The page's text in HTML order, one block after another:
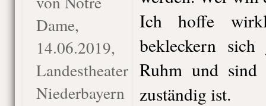
Dame,
14.06.2019,
Landestheater
Niederbayern
Ich hoffe
bekleckern
Ruhm und sind
zuständig ist.